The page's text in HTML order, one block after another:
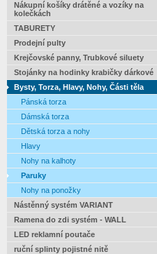
Nákupní košíky drátěné a vozíky na
kolečkách
TABURETY
Prodejní pulty
Krejčovské panny, Trubkové siluety
Stojánky na hodinky krabičky dárkové
Bysty, Torza, Hlavy, Nohy, Části těla
Pánská torza
Dámská torza
Dětská torza a nohy
Hlavy
Nohy na kalhoty
Paruky
Nohy na ponožky
Nástěnný systém VARIANT
Ramena do zdi systém - WALL
LED reklamní poutače
ruční splinty pojistné nitě